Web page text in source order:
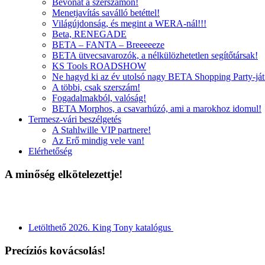
Bevonat a szerszámon!
Menetjavítás saválló betéttel!
Világújdonság, és megint a WERA-nál!!!
Beta, RENEGADE
BETA – FANTA – Breeeeeze
BETA ütvecsavarozók, a nélkülözhetetlen segítőtársak!
KS Tools ROADSHOW
Ne hagyd ki az év utolsó nagy BETA Shopping Party-
A többi, csak szerszám!
Fogadalmakból, valóság!
BETA Morphos, a csavarhúzó, ami a marokhoz idomul!
Termesz-vári beszélgetés
A Stahlwille VIP partnere!
Az Erő mindig vele van!
Elérhetőség
A minőség elkötelezettje!
Letölthető 2026. King Tony katalógus
Precíziós kovácsolás!